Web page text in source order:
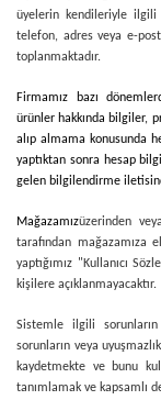
üyelerin kendileriyle
telefon, adres veya e-
toplanmaktadır.
Firmamız bazı
ürünler hakkında bilgiler,
alıp almama konusunda
yaptıktan sonra hesap
gelen bilgilendirme
Mağazamızüzerinden
tarafından
yaptığımız "Kullanıcı
kişilere açıklanmayacaktır.
Sistemle ilgili
sorunların veya
kaydetmekte ve bunu
tanımlamak ve kapsamlı